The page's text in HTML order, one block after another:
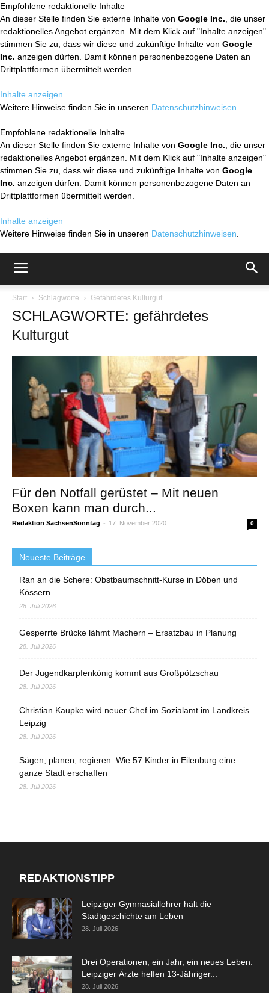
Empfohlene redaktionelle Inhalte
An dieser Stelle finden Sie externe Inhalte von Google Inc. , die unser
redaktionelles Angebot ergänzen. Mit dem Klick auf "Inhalte anzeigen"
stimmen Sie zu, dass wir diese und zukünftige Inhalte von Google
Inc. anzeigen dürfen. Damit können personenbezogene Daten an
Drittplattformen übermittelt werden.
Inhalte anzeigen
Weitere Hinweise finden Sie in unseren Datenschutzhinweisen
Empfohlene redaktionelle Inhalte
An dieser Stelle finden Sie externe Inhalte von Google Inc. , die unser
redaktionelles Angebot ergänzen. Mit dem Klick auf "Inhalte anzeigen"
stimmen Sie zu, dass wir diese und zukünftige Inhalte von Google
Inc. anzeigen dürfen. Damit können personenbezogene Daten an
Drittplattformen übermittelt werden.
Inhalte anzeigen
Weitere Hinweise finden Sie in unseren Datenschutzhinweisen
Start Schlagworte Gefährdetes Kulturgut
SCHLAGWORTE: gefährdetes
Kulturgut
Für den Notfall gerüstet – Mit neuen
Boxen kann man durch...
Redaktion SachsenSonntag - 17. November 2020 0
Neueste Beiträge
Ran an die Schere: Obstbaumschnitt-Kurse in Döben und
Kössern
28. Juli 2026
Gesperrte Brücke lähmt Machern – Ersatzbau in Planung
28. Juli 2026
Der Jugendkarpfenkönig kommt aus Großpötzschau
28. Juli 2026
Christian Kaupke wird neuer Chef im Sozialamt im Landkreis
Leipzig
28. Juli 2026
Sägen, planen, regieren: Wie 57 Kinder in Eilenburg eine
ganze Stadt erschaffen
28. Juli 2026
REDAKTIONSTIPP
Leipziger Gymnasiallehrer hält die
Stadtgeschichte am Leben
28. Juli 2026
Drei Operationen, ein Jahr, ein neues Leben:
Leipziger Ärzte helfen 13-Jähriger...
28. Juli 2026